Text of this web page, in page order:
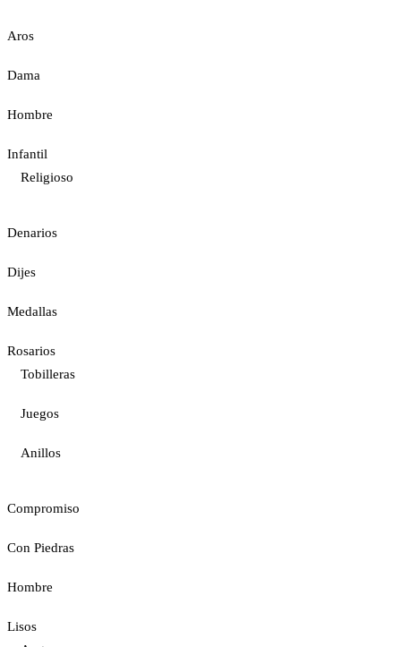
Aros
Dama
Hombre
Infantil
Religioso
Denarios
Dijes
Medallas
Rosarios
Tobilleras
Juegos
Anillos
Compromiso
Con Piedras
Hombre
Lisos